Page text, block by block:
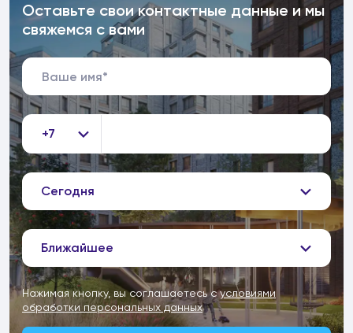
Оставьте свои контактные данные и мы
свяжемся с вами
+7
Сегодня
Ближайшее
Нажимая кнопку, вы соглашаетесь сусловиями
обработки персональных данных